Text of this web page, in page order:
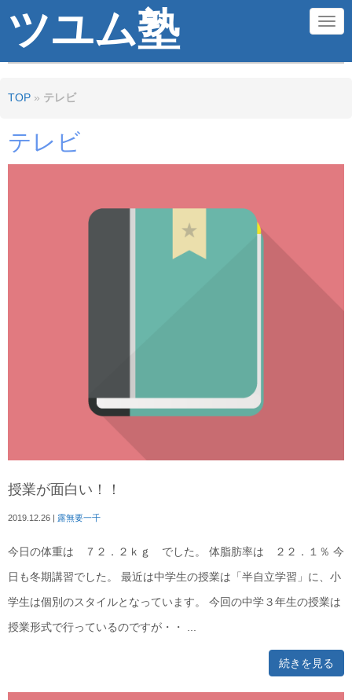
ツユム塾 N
TOP » テレビ
テレビ
授業が面白い！！
2019.12.26 | 露無要一千
今日の体重は ７２．２ｋｇ でした。 体脂肪率は ２２．１％ 今
日も冬期講習でした。 最近は中学生の授業は「半自立学習」に、小
学生は個別のスタイルとなっています。 今回の中学３年生の授業は
授業形式で行っているのですが・・ ...
続きを見る